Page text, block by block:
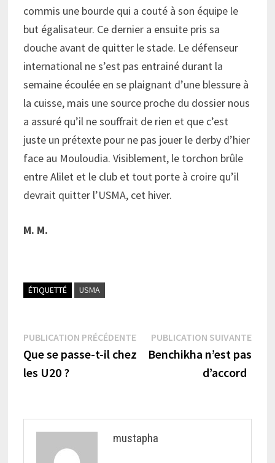
commis une bourde qui a couté à son équipe le
but égalisateur. Ce dernier a ensuite pris sa
douche avant de quitter le stade. Le défenseur
international ne s’est pas entrainé durant la
semaine écoulée en se plaignant d’une blessure à
la cuisse, mais une source proche du dossier nous
a assuré qu’il ne souffrait de rien et que c’est
juste un prétexte pour ne pas jouer le derby d’hier
face au Mouloudia. Visiblement, le torchon brûle
entre Alilet et le club et tout porte à croire qu’il
devrait quitter l’USMA, cet hiver.
M. M.
ÉTIQUETTÉ USMA
Navigation
de
PUBLICATION PRÉCÉDENTEPublication
précédente :
Que se passe-t-il chez
les U20 ?
PUBLICATION SUIVANTE
Benchikha n’est pas
d’accord
mustapha